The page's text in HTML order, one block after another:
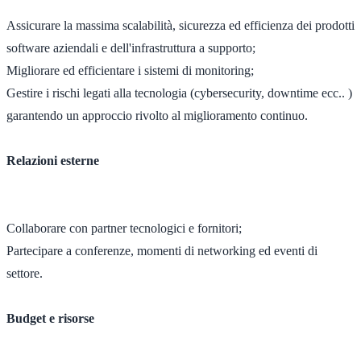
Assicurare la massima scalabilità, sicurezza ed efficienza dei prodotti
software aziendali e dell'infrastruttura a supporto;
Migliorare ed efficientare i sistemi di monitoring;
Gestire i rischi legati alla tecnologia (cybersecurity, downtime ecc.. )
garantendo un approccio rivolto al miglioramento continuo.
Relazioni esterne
Collaborare con partner tecnologici e fornitori;
Partecipare a conferenze, momenti di networking ed eventi di
settore.
Budget e risorse